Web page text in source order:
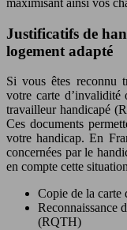
Justificatifs de
logement adapté
Si vous êtes reconnu
votre carte d’invalidité
travailleur handicapé
Ces documents
votre handicap. En
concernées par le
en compte cette
Copie de la carte
Reconnaissance
(RQTH)